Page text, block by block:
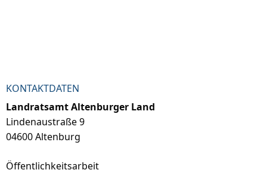
KONTAKTDATEN
Landratsamt Altenburger Land
Lindenaustraße 9
04600 Altenburg
Öffentlichkeitsarbeit